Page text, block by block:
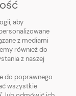
aby
z mediami
również do
z naszej
do poprawnego
wszystkie